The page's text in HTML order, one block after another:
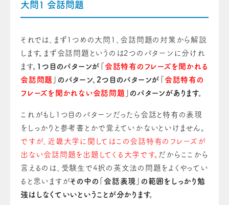
大問1 会話問題
それでは、まず1つめの大問1、会話問題の対策から解説
します。まず会話問題という の は2つのパターンに分けれ
ます。 1つ目のパターンが「 会話特有のフレーズを聞かれる
会話問題
の パターン。 2つ目のパターンが「 会話特有の
フレーズを聞かれない会話問題
の パターンがあります。
これがもし1つ目のパターンだったら会話と特有の表現
をしっかりと参考書とかで覚えていかないと いけません 。
ですが、近畿大学に関してはこの会話特有のフレーズが
出ない会話問題を出題してくる大学です。 だからここから
言える の は、受験生で4択の英文法の問題をよくやってい
ると思いますがその中 の 「会話表現」 の 範囲をしっかり勉
強はしなくていいということが分かります。